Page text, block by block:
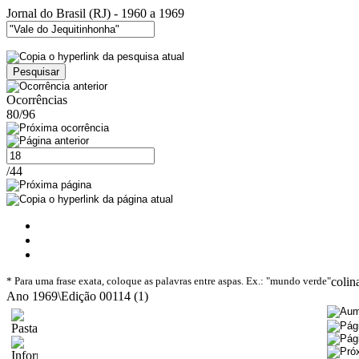
Jornal do Brasil (RJ) - 1960 a 1969
Ocorrências
80/96
/44
* Para uma frase exata, coloque as palavras entre aspas. Ex.: "mundo verde"
Ano 1969\Edição 00114 (1)